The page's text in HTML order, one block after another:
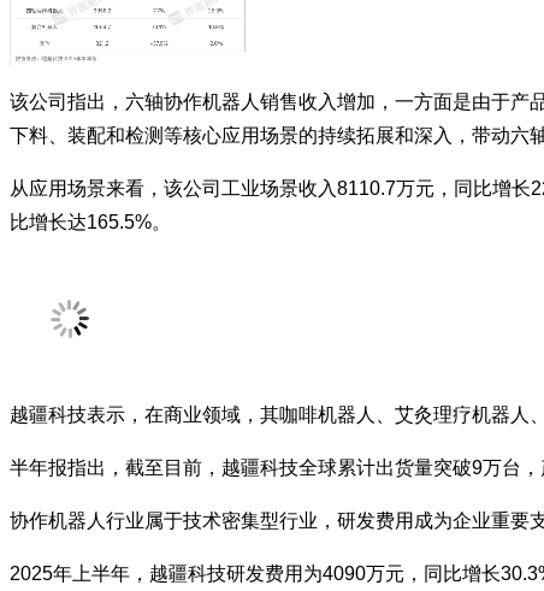
该公司指出，六轴协作机器人销售收入增加，一方面是由于
下料、装配和检测等核心应用场景的持续拓展和深入，带动六
从应用场景来看，该公司工业场景收入8110.7万元，同比增
比增长达165.5%。
越疆科技表示，在商业领域，其咖啡机器人、艾灸理疗机器人
半年报指出，截至目前，越疆科技全球累计出货量突破9万台
协作机器人行业属于技术密集型行业，研发费用成为企业重要支
2025年上半年，越疆科技研发费用为4090万元，同比增长